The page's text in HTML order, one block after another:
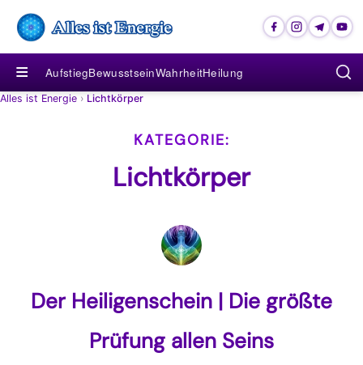
≡ AufstiegBewusstseinWahrheitHeilung
Alles ist Energie › Lichtkörper
Lichtkörper
Der Heiligenschein | Die größte
Prüfung allen Seins